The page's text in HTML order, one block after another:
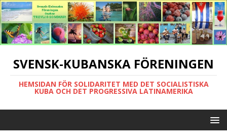
SVENSK-KUBANSKA FÖRENINGEN
HEMSIDAN FÖR SOLIDARITET MED DET SOCIALISTISKA
KUBA OCH DET PROGRESSIVA LATINAMERIKA